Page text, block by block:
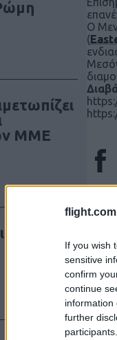
If you wish
sensitive
confirm
continue
information
further
ΜΜΕ
νεκροί
Ο
(
κι